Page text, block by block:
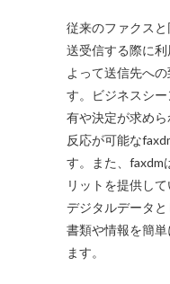
従来のファクス
送受信する際に
よって送信先へ
す。ビジネスシ
有や決定が求め
反応が可能な
す。また、faxdm
リットを提供し
デジタルデータ
書類や情報を簡
ます。